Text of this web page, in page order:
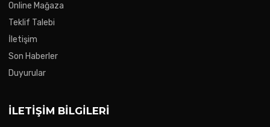
Online Mağaza
Teklif Talebi
İletişim
Son Haberler
Duyurular
İLETIŞIM BILGILERI